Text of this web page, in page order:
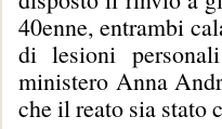
40enne, entrambi
di lesioni
ministero Anna
che il reato sia stato